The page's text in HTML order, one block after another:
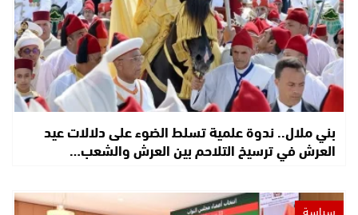
بني ملال.. ندوة علمية تسلط الضوء على دلالات عيد
العرش في ترسيخ التلاحم بين العرش والشعب…
سياسة